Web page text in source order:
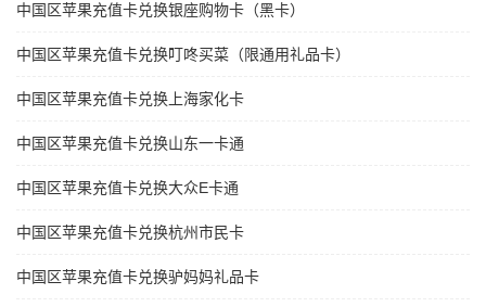
中国区苹果充值卡兑换银座购物卡（黑卡）
中国区苹果充值卡兑换叮咚买菜（限通用礼品卡）
中国区苹果充值卡兑换上海家化卡
中国区苹果充值卡兑换山东一卡通
中国区苹果充值卡兑换大众E卡通
中国区苹果充值卡兑换杭州市民卡
中国区苹果充值卡兑换驴妈妈礼品卡